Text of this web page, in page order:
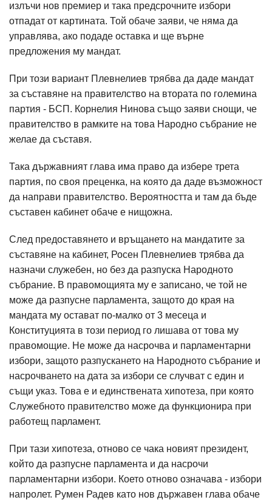
излъчи нов премиер и така предсрочните избори
отпадат от картината. Той обаче заяви, че няма да
управлява, ако подаде оставка и ще върне
предложения му мандат.
При този вариант Плевнелиев трябва да даде мандат
за съставяне на правителство на втората по големина
партия - БСП. Корнелия Нинова също заяви снощи, че
правителство в рамките на това Народно събрание не
желае да съставя.
Така държавният глава има право да избере трета
партия, по своя преценка, на която да даде възможност
да направи правителство. Вероятността и там да бъде
съставен кабинет обаче е нищожна.
След предоставянето и връщането на мандатите за
съставяне на кабинет, Росен Плевнелиев трябва да
назначи служебен, но без да разпуска Народното
събрание. В правомощията му е записано, че той не
може да разпусне парламента, защото до края на
мандата му остават по-малко от 3 месеца и
Конституцията в този период го лишава от това му
правомощие. Не може да насрочва и парламентарни
избори, защото разпускането на Народното събрание и
насрочването на дата за избори се случват с един и
същи указ. Това е и единствената хипотеза, при която
Служебното правителство може да функционира при
работещ парламент.
При тази хипотеза, отново се чака новият президент,
който да разпусне парламента и да насрочи
парламентарни избори. Което отново означава - избори
напролет. Румен Радев като нов държавен глава обаче